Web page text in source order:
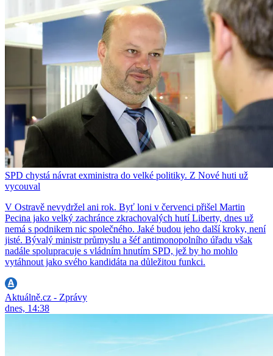
SPD chystá návrat exministra do velké politiky. Z Nové huti už
vycouval
V Ostravě nevydržel ani rok. Byť loni v červenci přišel Martin
Pecina jako velký zachránce zkrachovalých hutí Liberty, dnes už
nemá s podnikem nic společného. Jaké budou jeho další kroky, není
jisté. Bývalý ministr průmyslu a šéf antimonopolního úřadu však
nadále spolupracuje s vládním hnutím SPD, jež by ho mohlo
vytáhnout jako svého kandidáta na důležitou funkci.
Aktuálně.cz - Zprávy
dnes, 14:38